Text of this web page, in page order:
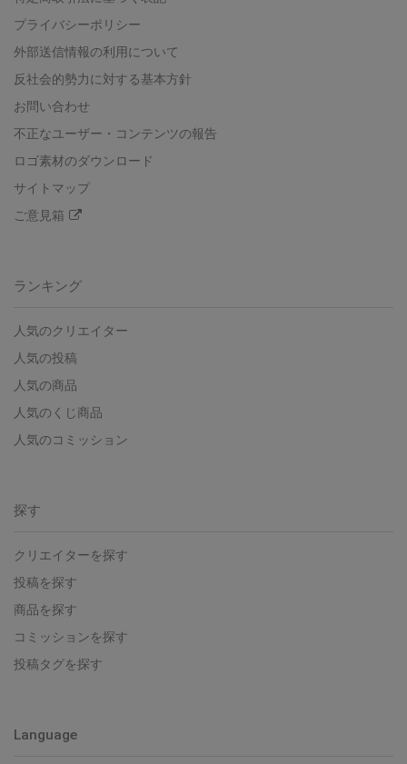
プライバシーポリシー
外部送信情報の利用について
反社会的勢力に対する基本方針
お問い合わせ
不正なユーザー・コンテンツの報告
ロゴ素材のダウンロード
サイトマップ
ご意見箱
ランキング
人気のクリエイター
人気の投稿
人気の商品
人気のくじ商品
人気のコミッション
探す
クリエイターを探す
投稿を探す
商品を探す
コミッションを探す
投稿タグを探す
Language